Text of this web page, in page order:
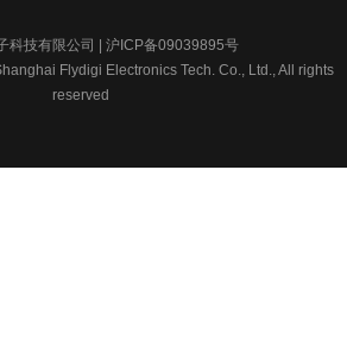
科技有限公司 | 沪ICP备09039895号
Flydigi Electronics Tech. Co., Ltd., All rights
reserved